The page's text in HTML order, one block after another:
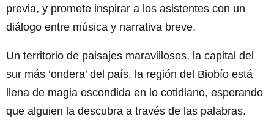
previa, y promete inspirar a los asistentes con un
diálogo entre música y narrativa breve.
Un territorio de paisajes maravillosos, la capital del
sur más ‘ondera’ del país, la región del Biobío está
llena de magia escondida en lo cotidiano, esperando
que alguien la descubra a través de las palabras.